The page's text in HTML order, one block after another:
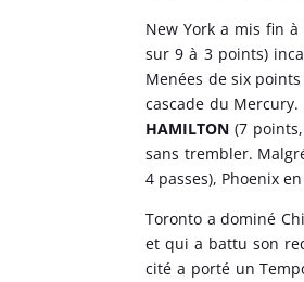
New York a mis fin
sur 9 à 3 points)
Menées de six
cascade du
HAMILTON (7
sans trembler.
4 passes), Phoenix
Toronto a dominé
et qui a battu son
cité a porté un